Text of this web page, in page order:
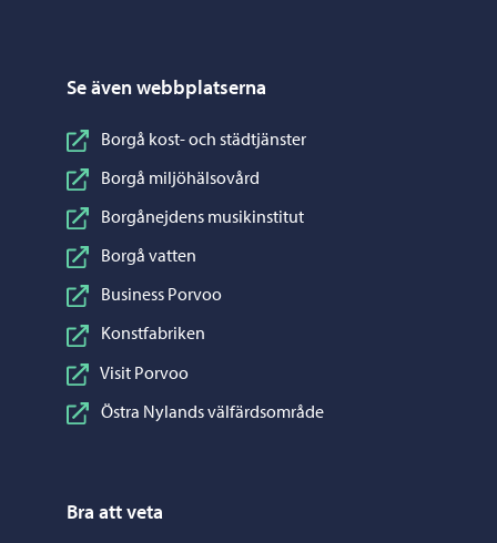
Se även webbplatserna
Borgå kost- och städtjänster
Borgå miljöhälsovård
Borgånejdens musikinstitut
Borgå vatten
Business Porvoo
Konstfabriken
Visit Porvoo
Östra Nylands välfärdsområde
Bra att veta